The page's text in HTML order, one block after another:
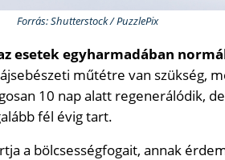
Forrás: Shutterstock / PuzzlePix
esetek egyharmadában
műtétre van szükség,
10 nap alatt regenerálódik,
fél évig tart.
a bölcsességfogait, annak